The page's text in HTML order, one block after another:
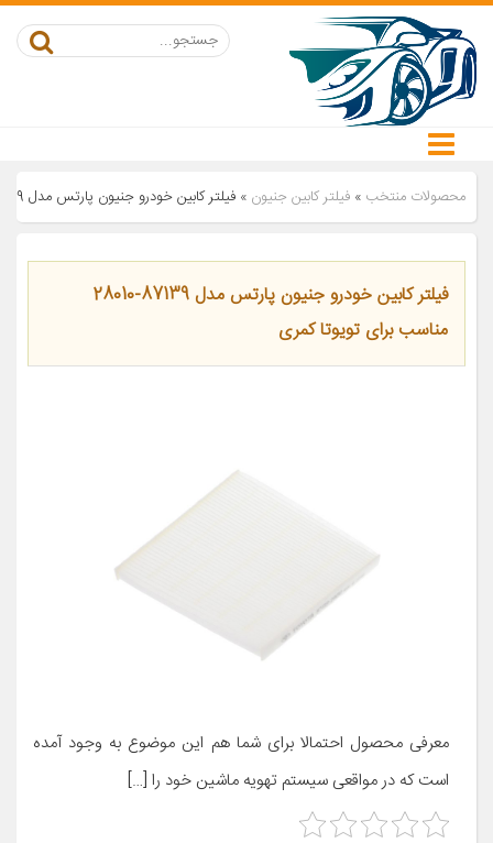
محصولات منتخب » فیلتر کابین جنیون » فیلتر کابین خودرو جنیون پارتس مدل 87139-28010 مناسب برای تویوتا کمری
فیلتر کابین خودرو جنیون پارتس مدل 87139-28010
مناسب برای تویوتا کمری
معرفی محصول احتمالا برای شما هم این موضوع به وجود آمده
است که در مواقعی سیستم تهویه ماشین خود را […]